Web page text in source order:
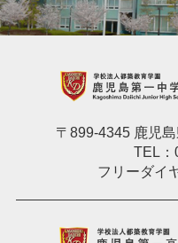
〒899-4345 鹿児
TEL：
フリーダイ